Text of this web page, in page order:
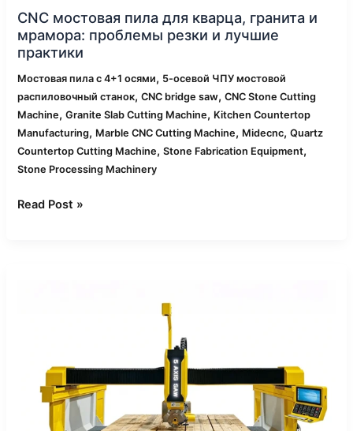
CNC мостовая пила для кварца, гранита и
мрамора: проблемы резки и лучшие
практики
Мостовая пила с 4+1 осями, 5-осевой ЧПУ мостовой
распиловочный станок,CNC bridge saw,CNC Stone Cutting
Machine,Granite Slab Cutting Machine, Kitchen Countertop
Manufacturing, Marble CNC Cutting Machine, Midecnc,Quartz
Countertop Cutting Machine,Stone Fabrication Equipment,
Stone Processing Machinery
Read Post »
обрабатывают
кварц,